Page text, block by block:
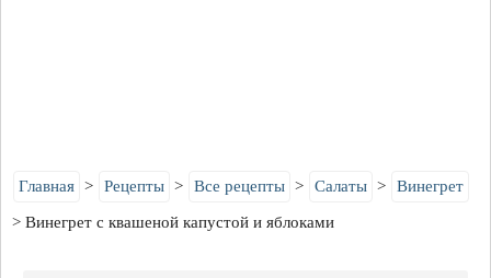
Главная Рецепты Все рецепты Салаты Винегрет
Винегрет с квашеной капустой и яблоками